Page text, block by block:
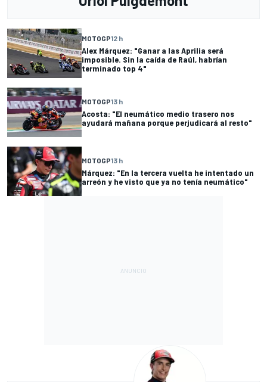
MOTOGP12 h
Alex Márquez: "Ganar a las Aprilia será
imposible. Sin la caída de Raúl, habrían
terminado top 4"
MOTOGP13 h
Acosta: "El neumático medio trasero nos
ayudará mañana porque perjudicará al resto"
MOTOGP13 h
Márquez: "En la tercera vuelta he intentado un
arreón y he visto que ya no tenía neumático"